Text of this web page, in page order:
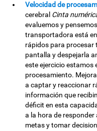
Velocidad de
cerebral Cinta
evaluemos y
transportadora está
rápidos para procesar
pantalla y despejarla
este ejercicio estamos
procesamiento.
a captar y reaccionar
información que
déficit en esta
a la hora de
metas y tomar